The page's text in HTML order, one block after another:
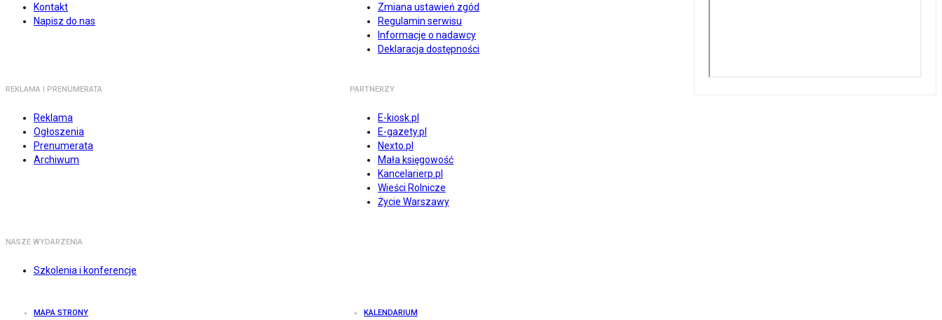
Kontakt
Napisz do nas
Zmiana ustawień zgód
Regulamin serwisu
Informacje o nadawcy
Deklaracja dostępności
REKLAMA I PRENUMERATA
Reklama
Ogłoszenia
Prenumerata
Archiwum
PARTNERZY
E-kiosk.pl
E-gazety.pl
Nexto.pl
Mała księgowość
Kancelarierp.pl
Wieści Rolnicze
Życie Warszawy
NASZE WYDARZENIA
Szkolenia i konferencje
MAPA STRONY KALENDARIUM